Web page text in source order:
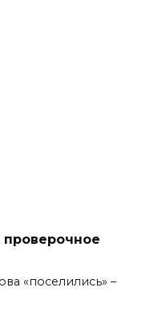
проверочное
«поселились» –